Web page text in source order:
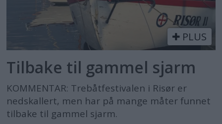
PLUS
Tilbake til gammel sjarm
KOMMENTAR: Trebåtfestivalen i Risør er
nedskallert, men har på mange måter funnet
tilbake til gammel sjarm.